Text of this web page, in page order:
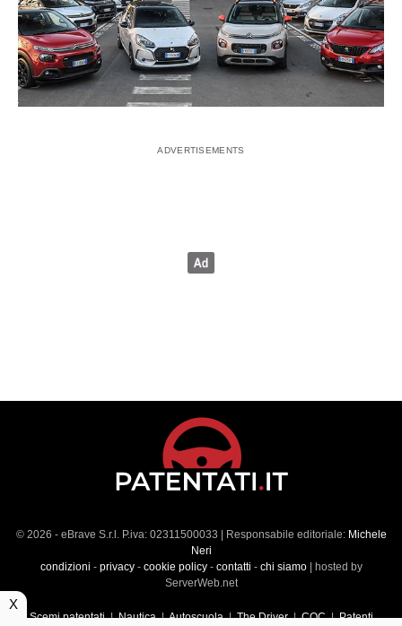
© 2026 - eBrave S.r.l. P.iva: 02311500033 | Responsabile editoriale: Michele
Neri
condizioni - privacy- cookie policy- contatti - chi siamo| hosted by
ServerWeb.net
Scemi patentati|Nautica|Autoscuola|The Driver|CQC|Patenti
X